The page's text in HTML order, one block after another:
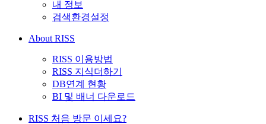
내 정보
검색환경설정
About RISS
RISS 이용방법
RISS 지식더하기
DB연계 현황
BI 및 배너 다운로드
RISS 처음 방문 이세요?